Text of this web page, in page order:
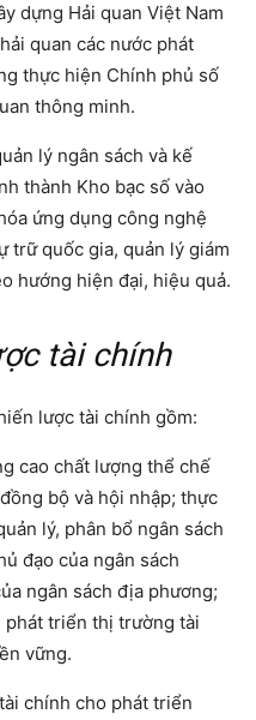
dựng Hải quan Việt Nam
quan các nước phát
thực hiện Chính phủ số
thông minh.
lý ngân sách và kế
thành Kho bạc số vào
ứng dụng công nghệ
trữ quốc gia, quản lý giám
hướng hiện đại, hiệu quả.
tài chính
lược tài chính gồm:
cao chất lượng thể chế
bộ và hội nhập; thực
lý, phân bổ ngân sách
đạo của ngân sách
ngân sách địa phương;
phát triển thị trường tài
vững.
chính cho phát triển